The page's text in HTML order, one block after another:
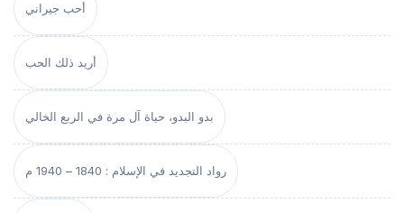
أحب جيراني
أريد ذلك الحب
بدو البدو، حياة آل مرة في الربع الخالي
رواد التجديد في الإسلام : 1840 – 1940 م